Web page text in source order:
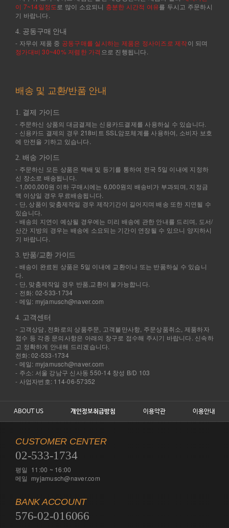
이 7~14일정도 로 많이 소요되니 충분한 시간적 여유를 두시고 주문하시
기 바랍니다.
4. 공동구매 안내
- 자무쉬 제품 중 공동구매를 실시하는 제품은 정사이즈로 제작이 되며
정가대비 30~40% 저렴한 가격 으로 진행됩니다.
배송 및 교환/반품 안내
1. 결제 가이드
- 주문하신 상품의 대금결제는 신용카드결제를 사용하실 수 있습니다.
- 신용카드 결제의 경우 218비트 SSL암포체계를 사용하여, 소비자 보호
에 만전을 기하고 있습니다.
2. 배송 가이드
- 주문하신 모든 상품은 택배 및 등기를 통하여 전국 5일 이내에 지정하
신 장소로 배송됩니다.
- 1,000,000원 이하 구매시에는 6,000원의 배송비가 부과되며, 지정금
액 이상일 경우 무료배송됩니다.
- 단, 상품이 맞춤제작일 경우 제작기간이 길어지며 배송 또한 지연될 수
있습니다.
- 배송의 지연이 예상될 경우에는 미리 배송에 관한 안내를 드리며, 도서/
산간 지방의 경우는 배송에 소요되는 기간이 연장될 수 있으니 양지하시
기 바랍니다.
3. 반품/교환 가이드
- 배송이 완료된 상품은 5일 이내에 교환이나 또는 반품하실 수 있습니
다.
- 단, 맞춤제작일 경우 반품,교환이 불가능합니다.
- 전화: 02-533-1734
- 메일: myjamusch@naver.com
4. 고객센터
- 고객상담, 전화로의 상품주문, 고객불만사항, 주문상품취소, 제품하자
접수 등 각종 문의사항은 아래의 창구로 접수해 주시기 바랍니다. 신속하
고 정확하게 안내해 드리겠습니다.
전화: 02-533-1734
- 메일: myjamusch@naver.com
- 주소: 서울 강남구 신사동 550-14 창성 B/D 103
- 사업자번호: 114-06-57352
ABOUT US 개인정보취급방침 이용약관 이용안내
CUSTOMER CENTER
02-533-1734
평일 11:00 ~ 16:00
메일 myjamusch@naver.com
BANK ACCOUNT
576-02-016066